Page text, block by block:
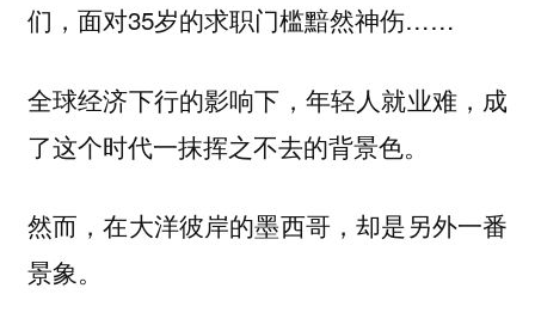
们，面对35岁的求职门槛黯然神伤……
全球经济下行的影响下，年轻人就业难，成
了这个时代一抹挥之不去的背景色。
然而，在大洋彼岸的墨西哥，却是另外一番
景象。